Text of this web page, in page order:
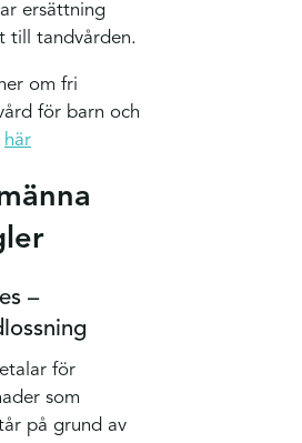
ersättning
till tandvården.
om fri
för barn och
här
–
för
som
på grund av